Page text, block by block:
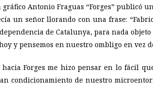
Antonio Fraguas “Forges” publicó
un señor llorando con una frase:
de Catalunya, para nada
y pensemos en nuestro ombligo en vez
Forges me hizo pensar en lo fácil
condicionamiento de nuestro